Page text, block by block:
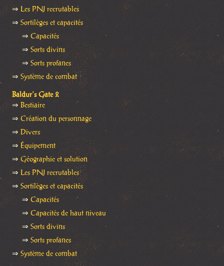
⇒ Les PNJ recrutables
⇒Sortilèges et capacités
⇒ Capacités
⇒ Sorts divins
⇒ Sorts profanes
⇒ Système de combat
Baldur's Gate 2
⇒ Bestiaire
⇒Création du personnage
⇒ Divers
⇒ Équipement
⇒ Géographie et solution
⇒ Les PNJ recrutables
⇒ Sortilèges et capacités
⇒ Capacités
⇒ Capacités de haut niveau
⇒ Sorts divins
⇒ Sorts profanes
⇒ Système de combat